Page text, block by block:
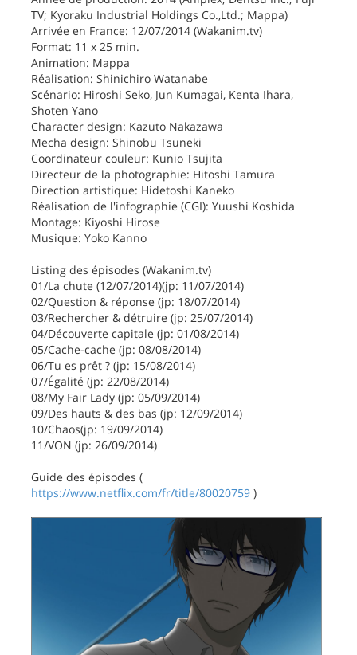
TV; Kyoraku Industrial Holdings Co.,Ltd.; Mappa)
Arrivée en France: 12/07/2014 (Wakanim.tv)
Format: 11 x 25 min.
Animation: Mappa
Réalisation: Shinichiro Watanabe
Scénario: Hiroshi Seko, Jun Kumagai, Kenta Ihara,
Shōten Yano
Character design: Kazuto Nakazawa
Mecha design: Shinobu Tsuneki
Coordinateur couleur: Kunio Tsujita
Directeur de la photographie: Hitoshi Tamura
Direction artistique: Hidetoshi Kaneko
Réalisation de l'infographie (CGI): Yuushi Koshida
Montage: Kiyoshi Hirose
Musique: Yoko Kanno
Listing des épisodes (Wakanim.tv)
01/La chute (12/07/2014)(jp: 11/07/2014)
02/Question & réponse (jp: 18/07/2014)
03/Rechercher & détruire (jp: 25/07/2014)
04/Découverte capitale (jp: 01/08/2014)
05/Cache-cache (jp: 08/08/2014)
06/Tu es prêt ? (jp: 15/08/2014)
07/Égalité (jp: 22/08/2014)
08/My Fair Lady (jp: 05/09/2014)
09/Des hauts & des bas (jp: 12/09/2014)
10/Chaos(jp: 19/09/2014)
11/VON (jp: 26/09/2014)
Guide des épisodes (
https://www.netflix.com/fr/title/80020759 )